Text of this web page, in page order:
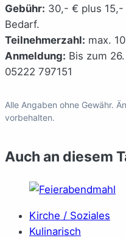
Gebühr: 30,- € plus 15,-
Bedarf.
Teilnehmerzahl: max.
Anmeldung: Bis zum
05222 797151
Alle Angaben ohne Gewähr.
vorbehalten.
Auch an diesem
Kirche / Soziales
Kulinarisch